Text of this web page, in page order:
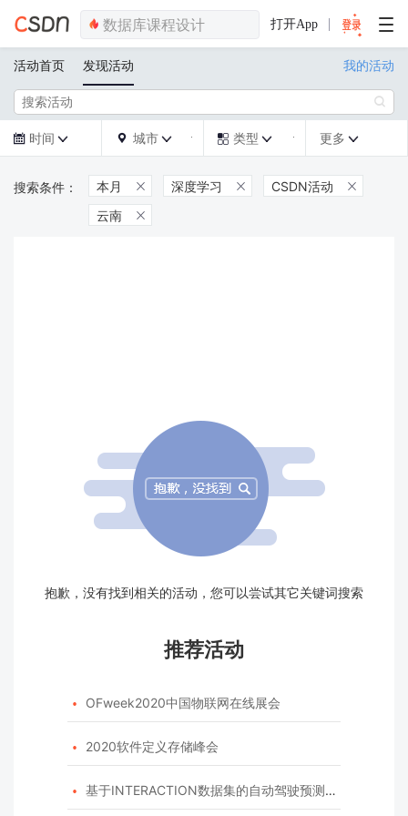
打开App
活动首页 发现活动 我的活动

 时间   城市   类型  更多 
本月  深度学习  CSDN活动 
云南 
抱歉，没有找到相关的活动，您可以尝试其它关键词搜索
推荐活动
 OFweek2020中国物联网在线展会
 2020软件定义存储峰会
 基于INTERACTION数据集的自动驾驶预测模型挑战赛